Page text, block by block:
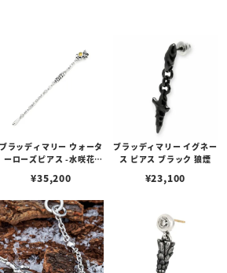
ブラッディマリー ウォータ
ーローズピアス -水咲花-
パール
¥35,200
ブラッディマリー イグネー
ス ピアス ブラック 狼煙
¥23,100